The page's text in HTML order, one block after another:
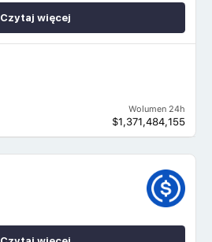
Wolumen 24h
$1,371,484,155
Czytaj więcej